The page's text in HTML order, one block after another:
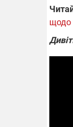
щодо